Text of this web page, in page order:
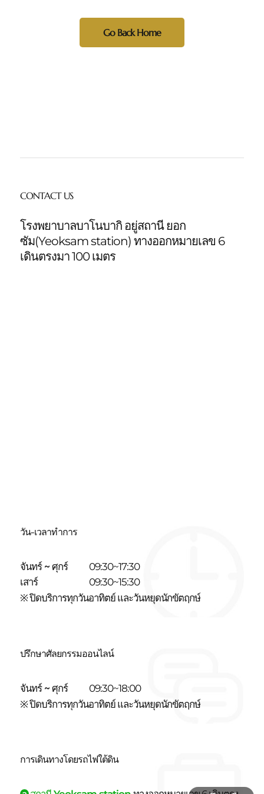
Go Back Home
CONTACT US
โรงพยาบาลบาโนบากิ อยู่สถานี ยอก
ซัม(Yeoksam station) ทางออกหมายเลข 6
เดินตรงมา 100 เมตร
วัน-เวลาทำการ
จันทร์ ~ ศุกร์
09:30~17:30
เสาร์
09:30~15:30
※ ปิดบริการทุกวันอาทิตย์ และวันหยุดนักขัตฤกษ์
ปรึกษาศัลยกรรมออนไลน์
จันทร์ ~ ศุกร์
09:30~18:00
※ ปิดบริการทุกวันอาทิตย์ และวันหยุดนักขัตฤกษ์
การเดินทางโดยรถไฟใต้ดิน